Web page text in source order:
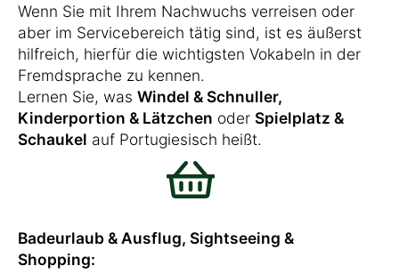
Wenn Sie mit Ihrem Nachwuchs verreisen oder
aber im Servicebereich tätig sind, ist es äußerst
hilfreich, hierfür die wichtigsten Vokabeln in der
Fremdsprache zu kennen.
Lernen Sie, was Windel & Schnuller,
Kinderportion & Lätzchen oder Spielplatz &
Schaukel auf Portugiesisch heißt.
Badeurlaub & Ausflug, Sightseeing &
Shopping: